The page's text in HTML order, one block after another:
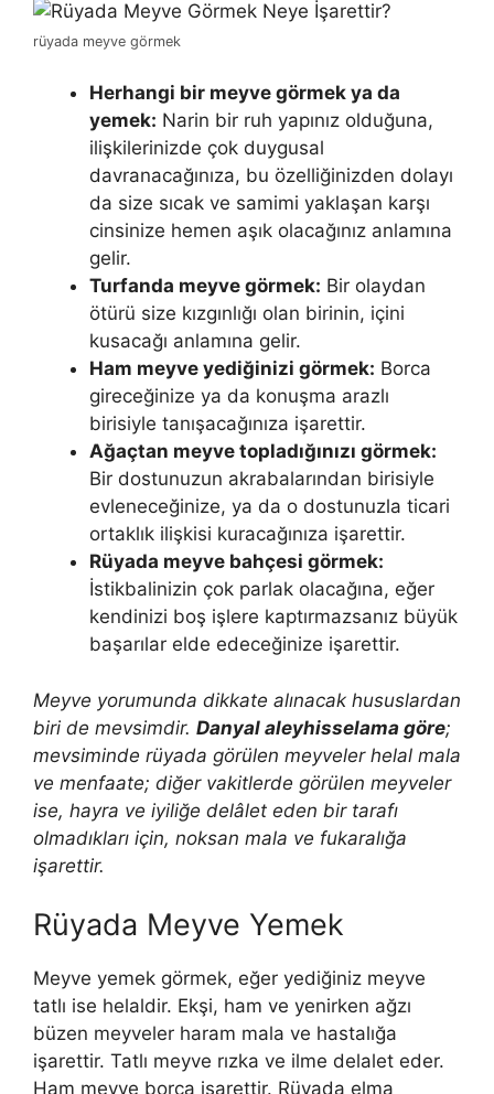
rüyada meyve görmek
Herhangi bir meyve görmek ya da
yemek: Narin bir ruh yapı­nız olduğuna,
ilişkilerinizde çok duygusal
davranacağınıza, bu özelliğinizden dolayı
da size sıcak ve samimi yaklaşan karşı
cinsinize hemen aşık olacağı­nız anlamına
gelir.
Turfanda meyve görmek: Bir olaydan
ötürü size kız­gınlığı olan birinin, içini
kusacağı anlamına gelir.
Ham meyve yediğinizi görmek: Borca
gireceğinize ya da konuşma arazlı
birisiyle tanışacağınıza işarettir.
Ağaçtan meyve topladığınızı görmek:
Bir dostunuzun akrabala­rından birisiyle
evleneceğinize, ya da o dostunuzla ticari
ortaklık ilişkisi ku­racağınıza işarettir.
Rüyada meyve bahçesi görmek:
İstikbalinizin çok parlak olacağına, eğer
kendinizi boş işlere kaptırmazsanız büyük
başarılar elde edeceğinize işarettir.
Meyve yorumunda dikkate alınacak hususlardan
biri de mevsimdir. Danyal aleyhisselama göre;
mevsiminde rüyada görülen meyveler helal mala
ve menfaate; diğer vakitlerde görülen meyveler
ise, hayra ve iyiliğe delâlet eden bir tarafı
olmadıkları için, noksan mala ve fukaralığa
işarettir.
Rüyada Meyve Yemek
Meyve yemek görmek, eğer yediğiniz meyve
tatlı ise helaldir. Ekşi, ham ve yenirken ağzı
büzen meyveler haram mala ve hastalığa
işarettir. Tatlı meyve rızka ve ilme delalet eder.
Ham meyve borca işarettir. Rüyada elma